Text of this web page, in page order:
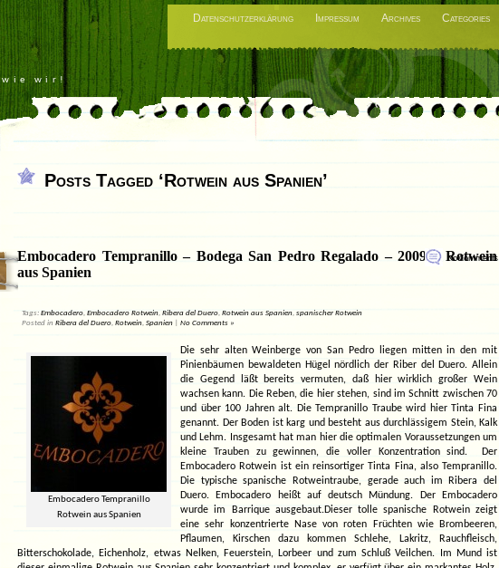
Datenschutzerklärung Impressum Archives Categories
wir!
Posts Tagged ‘Rotwein aus Spanien’
No Comments
Embocadero Tempranillo – Bodega San Pedro Regalado – 2009 – Rotwein
aus Spanien
Tags: Embocadero Embocadero Rotwein Ribera del Duero Rotwein aus Spanien spanischer Rotwein
Posted in Ribera del Duero Rotwein Spanien | No Comments »
Embocadero Tempranillo
Rotwein aus Spanien
Die sehr alten Weinberge von San Pedro liegen mitten in den mit
Pinienbäumen bewaldeten Hügel nördlich der Riber del Duero. Allein
die Gegend läßt bereits vermuten, daß hier wirklich großer Wein
wachsen kann. Die Reben, die hier stehen, sind im Schnitt zwischen 70
und über 100 Jahren alt. Die Tempranillo Traube wird hier Tinta Fina
genannt. Der Boden ist karg und besteht aus durchlässigem Stein, Kalk
und Lehm. Insgesamt hat man hier die optimalen Voraussetzungen um
kleine Trauben zu gewinnen, die voller Konzentration sind. Der
Embocadero Rotwein ist ein reinsortiger Tinta Fina, also Tempranillo.
Die typische spanische Rotweintraube, gerade auch im Ribera del
Duero. Embocadero heißt auf deutsch Mündung. Der Embocadero
wurde im Barrique ausgebaut.Dieser tolle spanische Rotwein zeigt
eine sehr konzentrierte Nase von roten Früchten wie Brombeeren,
Pflaumen, Kirschen dazu kommen Schlehe, Lakritz, Rauchfleisch,
Bitterschokolade, Eichenholz, etwas Nelken, Feuerstein, Lorbeer und zum Schluß Veilchen. Im Mund ist